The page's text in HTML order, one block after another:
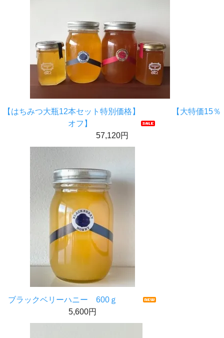
【はちみつ大瓶12本セット特別価格】 【大特価15％
オフ】
57,120円
ブラックベリーハニー 600ｇ
5,600円